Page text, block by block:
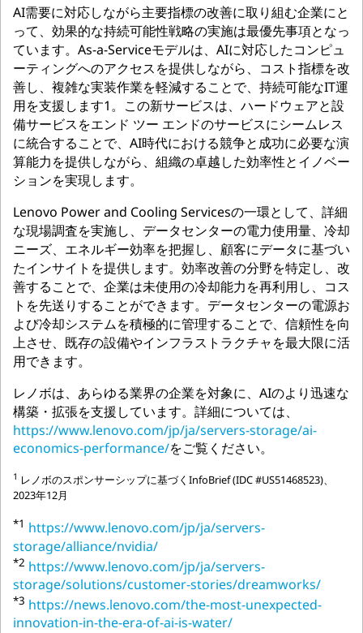
AI需要に対応しながら主要指標の改善に取り組む企業にと
って、効果的な持続可能性戦略の実施は最優先事項となっ
ています。As-a-Serviceモデルは、AIに対応したコンピュ
ーティングへのアクセスを提供しながら、コスト指標を改
善し、複雑な実装作業を軽減することで、持続可能なIT運
用を支援します1。この新サービスは、ハードウェアと設
備サービスをエンド ツー エンドのサービスにシームレス
に統合することで、AI時代における競争と成功に必要な演
算能力を提供しながら、組織の卓越した効率性とイノベー
ションを実現します。
Lenovo Power and Cooling Servicesの一環として、詳細
な現場調査を実施し、データセンターの電力使用量、冷却
ニーズ、エネルギー効率を把握し、顧客にデータに基づい
たインサイトを提供します。効率改善の分野を特定し、改
善することで、企業は未使用の冷却能力を再利用し、コス
トを先送りすることができます。データセンターの電源お
よび冷却システムを積極的に管理することで、信頼性を向
上させ、既存の設備やインフラストラクチャを最大限に活
用できます。
レノボは、あらゆる業界の企業を対象に、AIのより迅速な
構築・拡張を支援しています。詳細については、
https://www.lenovo.com/jp/ja/servers-storage/ai-
economics-performance/をご覧ください。
1 レノボのスポンサーシップに基づくInfoBrief (IDC #US51468523)、
2023年12月
*1 https://www.lenovo.com/jp/ja/servers-
storage/alliance/nvidia/
*2 https://www.lenovo.com/jp/ja/servers-
storage/solutions/customer-stories/dreamworks/
*3 https://news.lenovo.com/the-most-unexpected-
innovation-in-the-era-of-ai-is-water/